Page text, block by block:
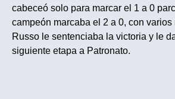
cabeceó solo para marcar el 1 a 0
campeón marcaba el 2 a 0, con
Russo le sentenciaba la victoria y le
siguiente etapa a Patronato.